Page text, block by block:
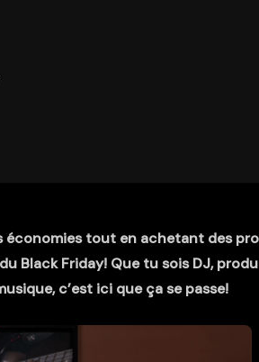
tout en achetant des
Black Friday! Que tu sois DJ,
c’est ici que ça se passe!